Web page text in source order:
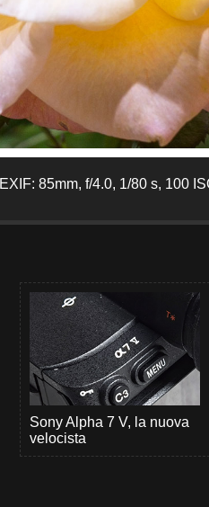
EXIF: 85mm, f/4.0, 1/80 s, 100
Sony Alpha 7 V, la nuova
velocista